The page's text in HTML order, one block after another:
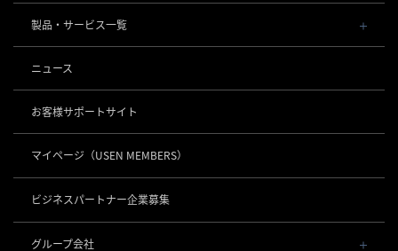
会社概要・役員一覧
事業内容
社長メッセージ
事業所一覧
店舗DX
グループ会社
製品・サービス一覧
POSレジ 他
USENレジ
USENセルフレジ
USENレジTAB HEALTHCARE
USEN ハンディ
USEN Mobile Order
USEN Tablet Order
USEN Order & Pay
キャッシュレス決済
USEN PAY
USEN PAY QR
KettyBot Pro（配膳）
PuduBot2（配膳）
BellaBot Pro（配膳）
集客・予約
USEN SMART RESERVE
⁩音楽配信
お役立ち情報
ニュース
お客様サポートサイト
マイページ （USEN MEMBERS）
ビジネスパートナー企業募集
グループ会社